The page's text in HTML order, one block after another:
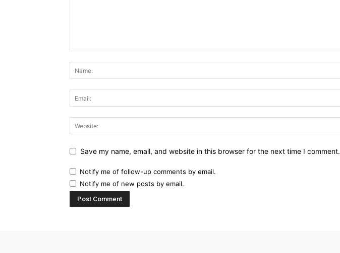
Save my name, email, and website in this browser for the next time I comment.
Notify me of follow-up comments by email.
Notify me of new posts by email.